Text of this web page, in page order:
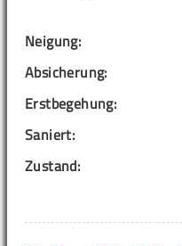
Neigung:
Absicherung:
Erstbegehung:
Saniert:
Zustand: